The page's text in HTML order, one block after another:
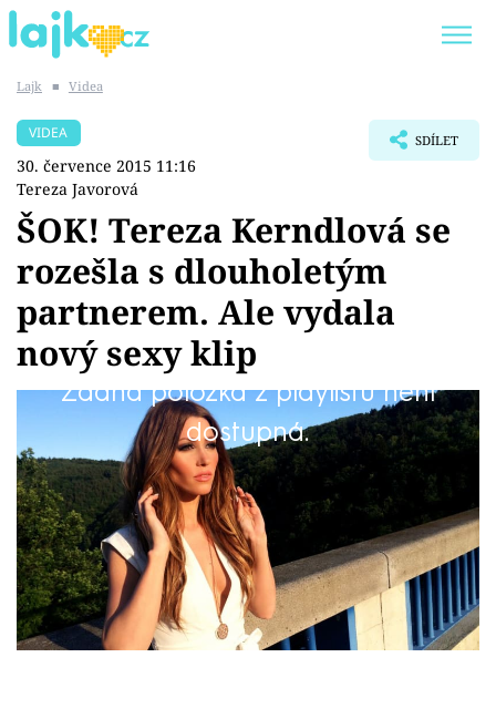
SHOPAHOLICADEL
Témata
Showbyznys
Youtubeři
Virály
Sex a vztahy
Videa
Sledujte prima+
Lajk ■ Videa
VIDEA
30. července 2015 11:16
Tereza Javorová
SDÍLET
ŠOK! Tereza Kerndlová se
rozešla s dlouholetým
partnerem. Ale vydala
nový sexy klip
Žádná položka z playlistu není
dostupná.
Ovšem ne ve skutečnosti, ale jen v novém
videoklipu k singlu Nejsme To My. Tereza je
totiž šťastně vdaná za svého muže Reného
Mayera a nic nenasvědčuje tomu, že by k
takovému rozpadu mělo dojít.